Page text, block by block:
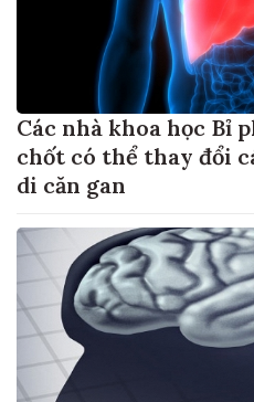
Các nhà khoa học Bỉ
chốt có thể thay đổi
di căn gan